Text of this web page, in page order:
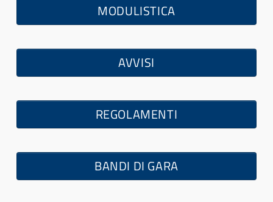
MODULISTICA
AVVISI
REGOLAMENTI
BANDI DI GARA